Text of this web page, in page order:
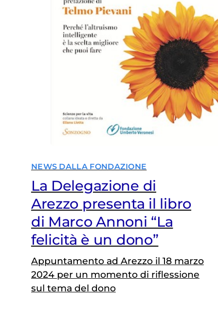
NEWS DALLA FONDAZIONE
La Delegazione di
Arezzo presenta il libro
di Marco Annoni “La
felicità è un dono”
Appuntamento ad Arezzo il 18 marzo
2024 per un momento di riflessione
sul tema del dono